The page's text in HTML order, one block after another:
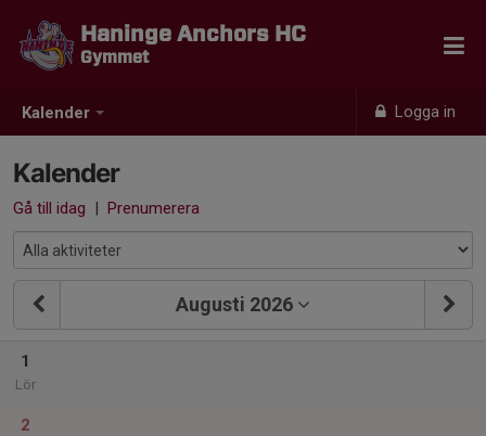
Kalender Logga in
Haninge Anchors HC
Gymmet
Kalender
Gå till idag | Prenumerera
Augusti 2026
1
Lör
2